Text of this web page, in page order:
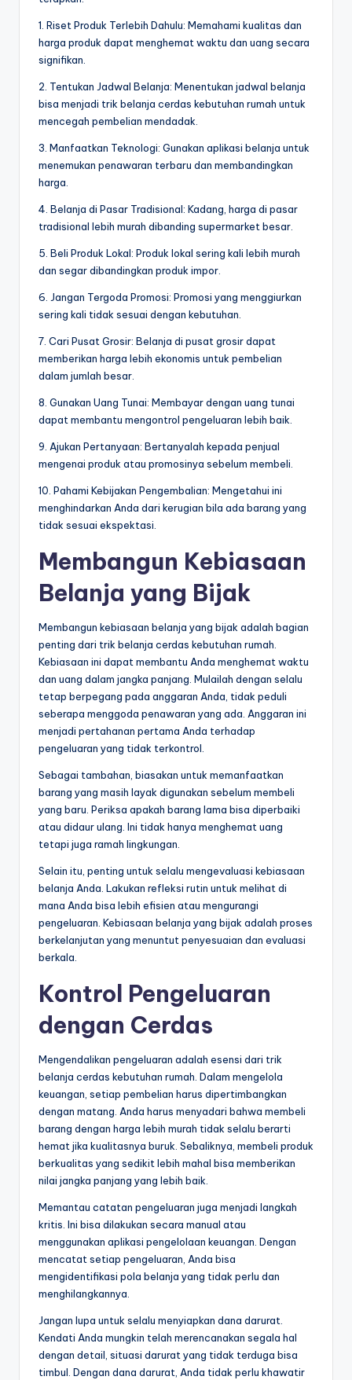
1. Riset Produk Terlebih Dahulu: Memahami kualitas dan
harga produk dapat menghemat waktu dan uang secara
signifikan.
2. Tentukan Jadwal Belanja: Menentukan jadwal belanja
bisa menjadi trik belanja cerdas kebutuhan rumah untuk
mencegah pembelian mendadak.
3. Manfaatkan Teknologi: Gunakan aplikasi belanja untuk
menemukan penawaran terbaru dan membandingkan
harga.
4. Belanja di Pasar Tradisional: Kadang, harga di pasar
tradisional lebih murah dibanding supermarket besar.
5. Beli Produk Lokal: Produk lokal sering kali lebih murah
dan segar dibandingkan produk impor.
6. Jangan Tergoda Promosi: Promosi yang menggiurkan
sering kali tidak sesuai dengan kebutuhan.
7. Cari Pusat Grosir: Belanja di pusat grosir dapat
memberikan harga lebih ekonomis untuk pembelian
dalam jumlah besar.
8. Gunakan Uang Tunai: Membayar dengan uang tunai
dapat membantu mengontrol pengeluaran lebih baik.
9. Ajukan Pertanyaan: Bertanyalah kepada penjual
mengenai produk atau promosinya sebelum membeli.
10. Pahami Kebijakan Pengembalian: Mengetahui ini
menghindarkan Anda dari kerugian bila ada barang yang
tidak sesuai ekspektasi.
Membangun Kebiasaan
Belanja yang Bijak
Membangun kebiasaan belanja yang bijak adalah bagian
penting dari trik belanja cerdas kebutuhan rumah.
Kebiasaan ini dapat membantu Anda menghemat waktu
dan uang dalam jangka panjang. Mulailah dengan selalu
tetap berpegang pada anggaran Anda, tidak peduli
seberapa menggoda penawaran yang ada. Anggaran ini
menjadi pertahanan pertama Anda terhadap
pengeluaran yang tidak terkontrol.
Sebagai tambahan, biasakan untuk memanfaatkan
barang yang masih layak digunakan sebelum membeli
yang baru. Periksa apakah barang lama bisa diperbaiki
atau didaur ulang. Ini tidak hanya menghemat uang
tetapi juga ramah lingkungan.
Selain itu, penting untuk selalu mengevaluasi kebiasaan
belanja Anda. Lakukan refleksi rutin untuk melihat di
mana Anda bisa lebih efisien atau mengurangi
pengeluaran. Kebiasaan belanja yang bijak adalah proses
berkelanjutan yang menuntut penyesuaian dan evaluasi
berkala.
Kontrol Pengeluaran
dengan Cerdas
Mengendalikan pengeluaran adalah esensi dari trik
belanja cerdas kebutuhan rumah. Dalam mengelola
keuangan, setiap pembelian harus dipertimbangkan
dengan matang. Anda harus menyadari bahwa membeli
barang dengan harga lebih murah tidak selalu berarti
hemat jika kualitasnya buruk. Sebaliknya, membeli produk
berkualitas yang sedikit lebih mahal bisa memberikan
nilai jangka panjang yang lebih baik.
Memantau catatan pengeluaran juga menjadi langkah
kritis. Ini bisa dilakukan secara manual atau
menggunakan aplikasi pengelolaan keuangan. Dengan
mencatat setiap pengeluaran, Anda bisa
mengidentifikasi pola belanja yang tidak perlu dan
menghilangkannya.
Jangan lupa untuk selalu menyiapkan dana darurat.
Kendati Anda mungkin telah merencanakan segala hal
dengan detail, situasi darurat yang tidak terduga bisa
timbul. Dengan dana darurat, Anda tidak perlu khawatir